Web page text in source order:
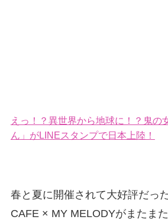
えっ！？異世界から地球に！？鬼の
ん」がLINEスタンプで日本上陸！
春と夏に開催されて大好評だっ
CAFE × MY MELODYがまたま